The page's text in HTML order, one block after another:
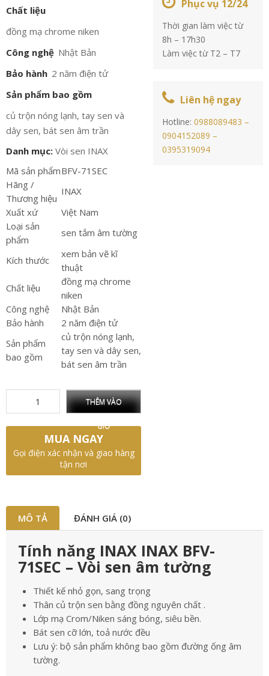
Chất liệu
đồng mạ chrome niken
Công nghệ Nhật Bản
Bảo hành 2 năm điện tử
Sản phẩm bao gồm
củ trộn nóng lạnh, tay sen và
dây sen, bát sen âm trần
Danh mục: Vòi sen INAX
Mã sản phẩmBFV-71SEC
Hãng /
Thương hiệu
INAX
Xuất xứ
Việt Nam
Loại sản
phẩm
sen tắm âm tường
Kích thước
xem bản vẽ kĩ
thuật
Chất liệu
đồng mạ chrome
niken
Công nghệ
Nhật Bản
Bảo hành
2 năm điện tử
Sản phẩm
bao gồm
củ trộn nóng lạnh,
tay sen và dây sen,
bát sen âm trần
THÊM VÀO
GIỎ
MUA NGAY
Gọi điện xác nhận và giao hàng
tận nơi
Phục vụ 12/24
Thời gian làm việc từ
8h – 17h30
Làm việc từ T2 – T7
Liên hệ ngay
Hotline:0988089483 –
0904152089 –
0395319094
MÔ TẢ ĐÁNH GIÁ (0)
Tính năng INAX INAX BFV-
71SEC – Vòi sen âm tường
Thiết kế nhỏ gọn, sang trọng
Thân củ trộn sen bằng đồng nguyên chất .
Lớp mạ Crom/Niken sáng bóng, siêu bền.
Bát sen cỡ lớn, toả nước đều
Lưu ý: bộ sản phẩm không bao gồm đường ống âm
tường.